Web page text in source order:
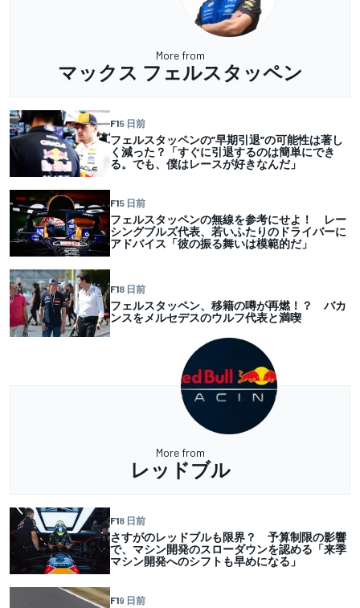
More from
マックス フェルスタッペン
F15 日前
フェルスタッペンの”早期引退”の可能性は著し
く減った？「すぐに引退するのは簡単にでき
る。でも、僕はレースが好きなんだ」
F15 日前
フェルスタッペンの無線を参考にせよ！ レー
シングブルズ代表、若いふたりのドライバーに
アドバイス「彼の振る舞いは模範的だ」
F18 日前
フェルスタッペン、移籍の噂が再燃！？ バカ
ンスをメルセデスのウルフ代表と満喫
More from
レッドブル
F18 日前
さすがのレッドブルも限界？ 予算制限の影響
で、マシン開発のスローダウンを認める「来季
マシン開発へのシフトも早めになる」
F19 日前